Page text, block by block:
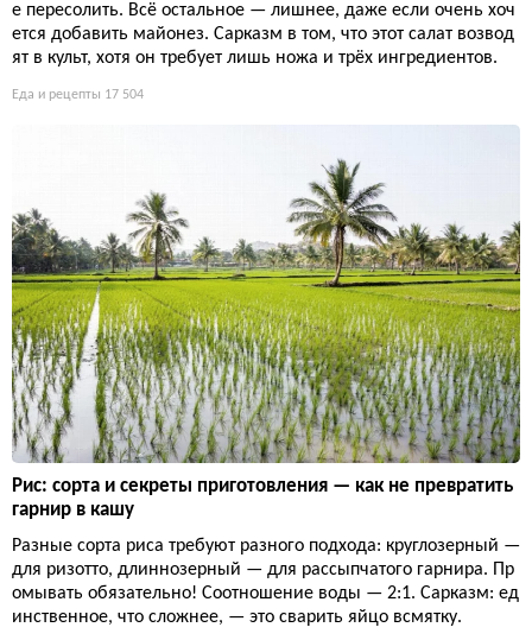
е пересолить. Всё остальное — лишнее, даже если очень хоч
ется добавить майонез. Сарказм в том, что этот салат возвод
ят в культ, хотя он требует лишь ножа и трёх ингредиентов.
Еда и рецепты 17 504
Рис: сорта и секреты приготовления — как не превратить
гарнир в кашу
Разные сорта риса требуют разного подхода: круглозерный —
для ризотто, длиннозерный — для рассыпчатого гарнира. Пр
омывать обязательно! Соотношение воды — 2:1. Сарказм: ед
инственное, что сложнее, — это сварить яйцо всмятку.